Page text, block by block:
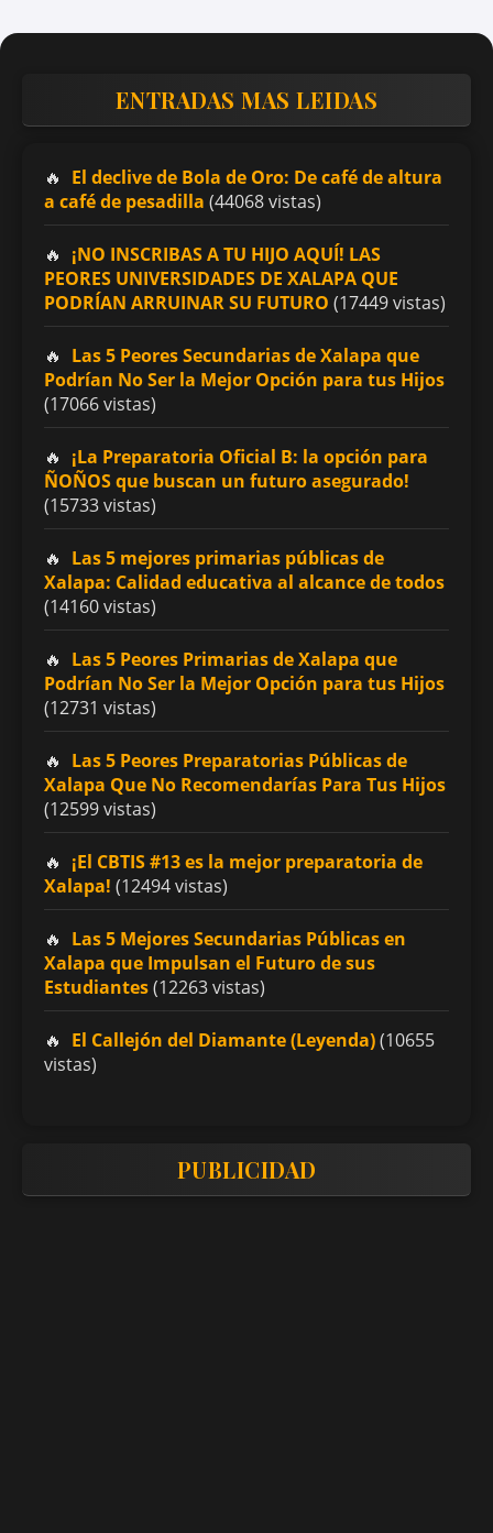
ENTRADAS MAS LEIDAS
El declive de Bola de Oro: De café de altura
a café de pesadilla (44068 vistas)
¡NO INSCRIBAS A TU HIJO AQUÍ! LAS
PEORES UNIVERSIDADES DE XALAPA QUE
PODRÍAN ARRUINAR SU FUTURO (17449 vistas)
Las 5 Peores Secundarias de Xalapa que
Podrían No Ser la Mejor Opción para tus Hijos
(17066 vistas)
¡La Preparatoria Oficial B: la opción para
ÑOÑOS que buscan un futuro asegurado!
(15733 vistas)
Las 5 mejores primarias públicas de
Xalapa: Calidad educativa al alcance de todos
(14160 vistas)
Las 5 Peores Primarias de Xalapa que
Podrían No Ser la Mejor Opción para tus Hijos
(12731 vistas)
Las 5 Peores Preparatorias Públicas de
Xalapa Que No Recomendarías Para Tus Hijos
(12599 vistas)
¡El CBTIS #13 es la mejor preparatoria de
Xalapa! (12494 vistas)
Las 5 Mejores Secundarias Públicas en
Xalapa que Impulsan el Futuro de sus
Estudiantes(12263 vistas)
El Callejón del Diamante (Leyenda)(10655
vistas)
PUBLICIDAD